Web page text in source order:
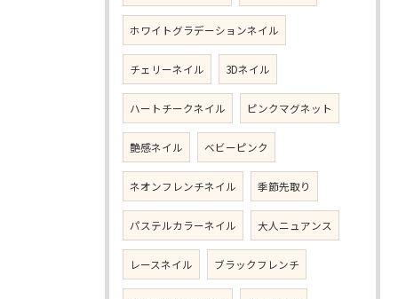
ホワイトグラデーションネイル
チェリーネイル 3Dネイル
ハートチークネイル ピンクマグネット
艶感ネイル ベビーピンク
ネオンフレンチネイル 季節先取り
パステルカラーネイル 大人ニュアンス
レースネイル ブラックフレンチ